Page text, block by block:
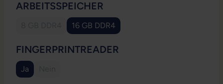
ARBEITSSPEICHER
(Diese Option ist zurzeit nicht verfügbar.)
16 GB DDR4
FINGERPRINTREADER
Ja